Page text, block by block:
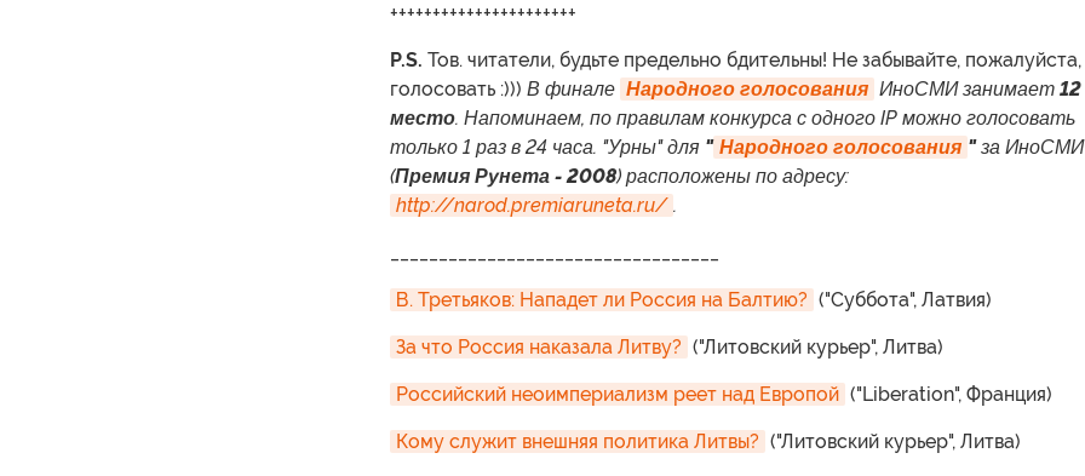
++++++++++++++++++++++
P.S. Тов. читатели, будьте предельно бдительны! Не забывайте, пожалуйста,
голосовать :))) В финале Народного голосования ИноСМИ занимает 12
место. Напоминаем, по правилам конкурса с одного IP можно голосовать
только 1 раз в 24 часа. "Урны" для " Народного голосования "за ИноСМИ
(Премия Рунета - 2008) расположены по адресу:
http://narod.premiaruneta.ru/ .
В. Третьяков: Нападет ли Россия на Балтию? ("Суббота", Латвия)
За что Россия наказала Литву? ("Литовский курьер", Литва)
Российский неоимпериализм реет над Европой ("Liberation", Франция)
Кому служит внешняя политика Литвы? ("Литовский курьер", Литва)